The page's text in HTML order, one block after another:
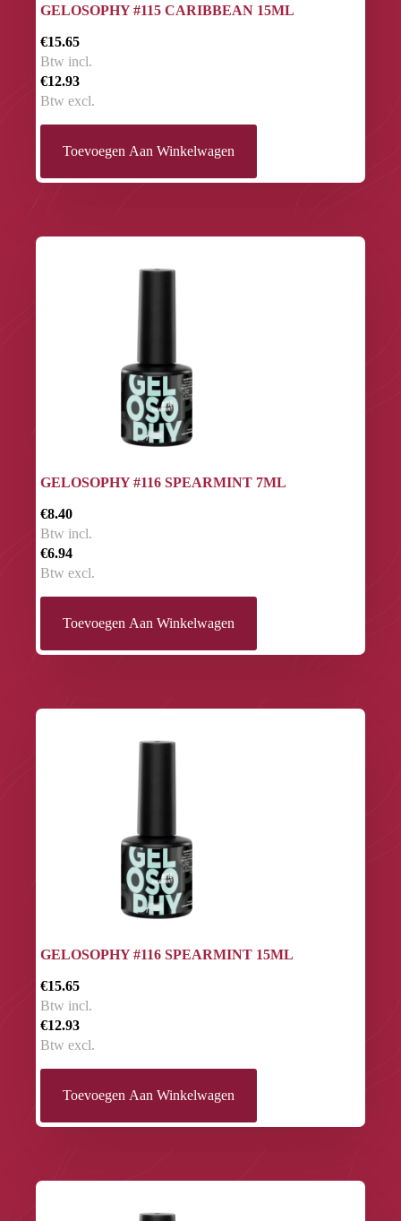
GELOSOPHY #115 CARIBBEAN 15ML
€15.65
Btw incl.
€12.93
Btw excl.
Toevoegen Aan Winkelwagen
GELOSOPHY #116 SPEARMINT 7ML
€8.40
Btw incl.
€6.94
Btw excl.
Toevoegen Aan Winkelwagen
GELOSOPHY #116 SPEARMINT 15ML
€15.65
Btw incl.
€12.93
Btw excl.
Toevoegen Aan Winkelwagen